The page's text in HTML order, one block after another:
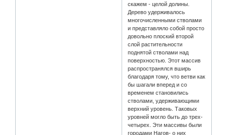
скажем - целой долины.
Дерево удерживалось
многочисленными стволами
и представляло собой просто
довольно плоский второй
слой растительности
поднятой стволами над
поверхностью. Этот массив
распространялся вширь
благодаря тому, что ветви как
бы шагали вперед и со
временем становились
стволами, удерживающими
верхний уровень. Таковых
уровней могло быть до трех-
четырех. Эти массивы были
городами Нагов- о них